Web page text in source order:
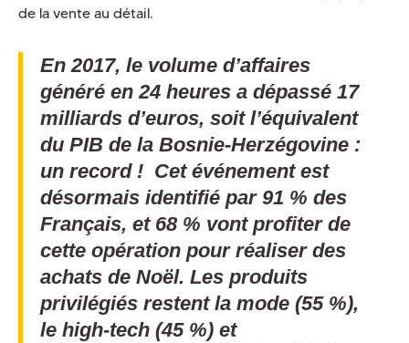
de la vente au détail.
En 2017, le volume d’affaires
généré en 24 heures a dépassé 17
milliards d’euros, soit l’équivalent
du PIB de la Bosnie-Herzégovine :
un record ! Cet événement est
désormais identifié par 91 % des
Français, et 68 % vont profiter de
cette opération pour réaliser des
achats de Noël. Les produits
privilégiés restent la mode (55 %),
le high-tech (45 %) et